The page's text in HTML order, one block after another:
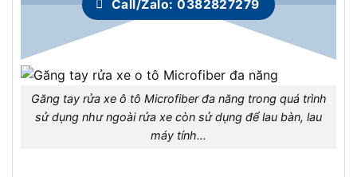
Call/Zalo: 0382827279
Găng tay rửa xe ô tô Microfiber đa năng trong quá trình
sử dụng như ngoài rửa xe còn sử dụng để lau bàn, lau
máy tính…